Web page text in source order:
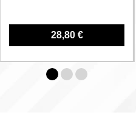
28,80 €